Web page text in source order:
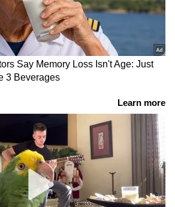
കൊണ്ടുപോയി കുട്ടിയെ
കൊലപ്പെടുത്തി. പ്രതി കുട്ടിയെ
റോഡിലേക്ക്
സിസിടിവിയിൽ
ആക്രമണത്തിന് ശേഷം
കുട്ടിയെ വീടിന്
പത്തു
ശേഷമാണ് കുടുംബാംഗങ്ങൾ
സമീപം കണ്ടെത്തുന്നത്. ഉടൻ
ജീവൻ
രതിയെ വിവാഹം
അർജുൻ
ടോൾ
ദൃശ്യങ്ങൾ പുറത്ത്
കൂടി